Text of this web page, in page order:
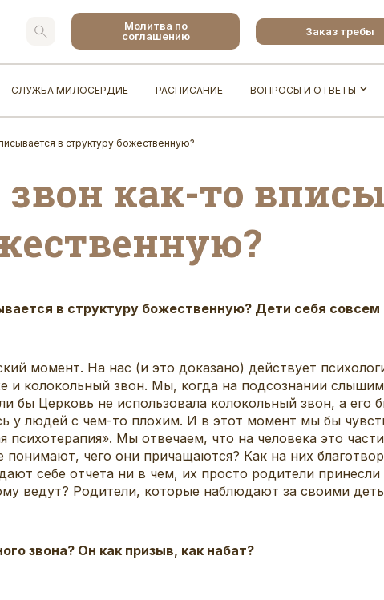
Молитва по
соглашению
Заказ требы
СЛУЖБА МИЛОСЕРДИЕ РАСПИСАНИЕ ВОПРОСЫ И ОТВЕТЫ
в структуру божественную?
как-то
в структуру божественную? Дети себя
момент. На нас (и это доказано) действует
и колокольный звон. Мы, когда на подсознании
бы Церковь не использовала колокольный звон, а его
у людей с чем-то плохим. И в этот момент мы бы
Мы отвечаем, что на человека это
чего они причащаются? Как на них
себе отчета ни в чем, их просто родители
ведут? Родители, которые наблюдают за своими
звона? Он как призыв, как набат?